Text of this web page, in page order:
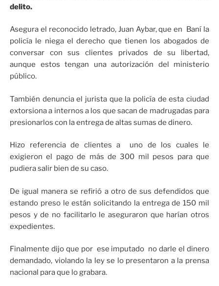
delito.
Asegura el reconocido letrado, Juan Aybar, que en Baní la
policía le niega el derecho que tienen los abogados de
conversar con sus clientes privados de su libertad,
aunque estos tengan una autorización del ministerio
público.
También denuncia el jurista que la policía de esta ciudad
extorsiona a internos a los que sacan de madrugadas para
presionarlos con la entrega de altas sumas de dinero.
Hizo referencia de clientes a uno de los cuales le
exigieron el pago de más de 300 mil pesos para que
pudiera salir bien de su caso.
De igual manera se refirió a otro de sus defendidos que
estando preso le están solicitando la entrega de 150 mil
pesos y de no facilitarlo le aseguraron que harían otros
expedientes.
Finalmente dijo que por ese imputado no darle el dinero
demandado, violando la ley se lo presentaron a la prensa
nacional para que lo grabara.